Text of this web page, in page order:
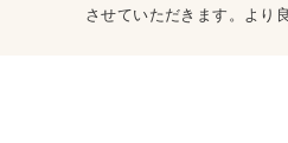
させていただきます。より